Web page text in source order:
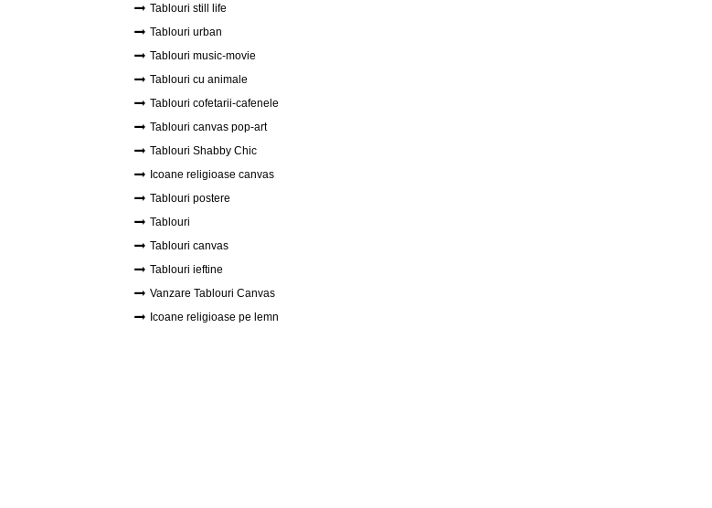
Tablouri still life
Tablouri urban
Tablouri music-movie
Tablouri cu animale
Tablouri cofetarii-cafenele
Tablouri canvas pop-art
Tablouri Shabby Chic
Icoane religioase canvas
Tablouri postere
Tablouri
Tablouri canvas
Tablouri ieftine
Vanzare Tablouri Canvas
Icoane religioase pe lemn